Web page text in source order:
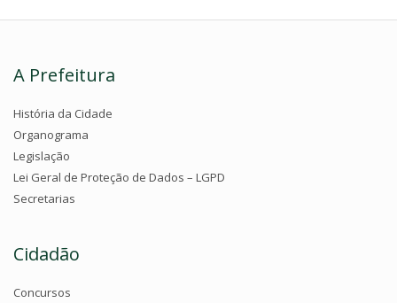
A Prefeitura
História da Cidade
Organograma
Legislação
Lei Geral de Proteção de Dados – LGPD
Secretarias
Cidadão
Concursos